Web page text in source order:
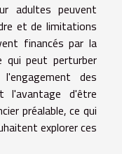
adultes peuvent
et de limitations
financés par la
qui peut perturber
des
l'avantage d'être
préalable, ce qui
explorer ces